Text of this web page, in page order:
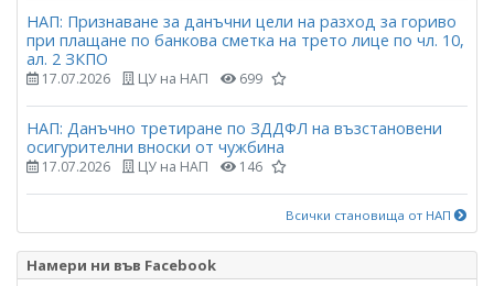
НАП: Признаване за данъчни цели на разход за гориво
при плащане по банкова сметка на трето лице по чл. 10,
ал. 2 ЗКПО
17.07.2026 ЦУ на НАП 699
НАП: Данъчно третиране по ЗДДФЛ на възстановени
осигурителни вноски от чужбина
17.07.2026 ЦУ на НАП 146
Всички становища от НАП
Намери ни във Facebook